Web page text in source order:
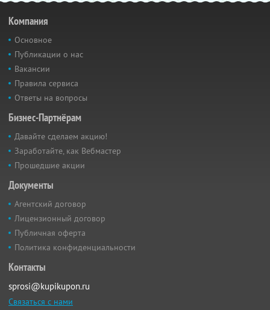
Компания
Основное
Публикации о нас
Вакансии
Правила сервиса
Ответы на вопросы
Бизнес-Партнёрам
Давайте сделаем акцию!
Заработайте, как Вебмастер
Прошедшие акции
Документы
Агентский договор
Лицензионный договор
Публичная оферта
Политика конфиденциальности
Контакты
sprosi@kupikupon.ru
Связаться с нами